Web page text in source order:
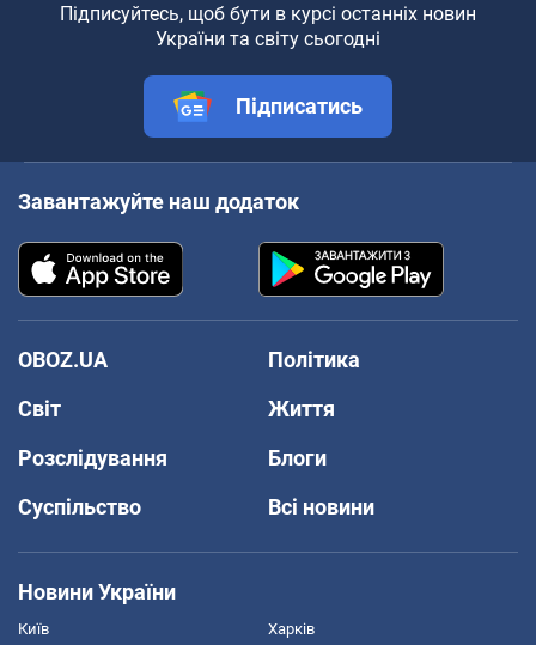
Підписуйтесь, щоб бути в курсі останніх новин
України та світу сьогодні
Підписатись
Завантажуйте наш додаток
OBOZ.UA
Політика
Світ
Життя
Розслідування
Блоги
Суспільство
Всі новини
Новини України
Київ Харків